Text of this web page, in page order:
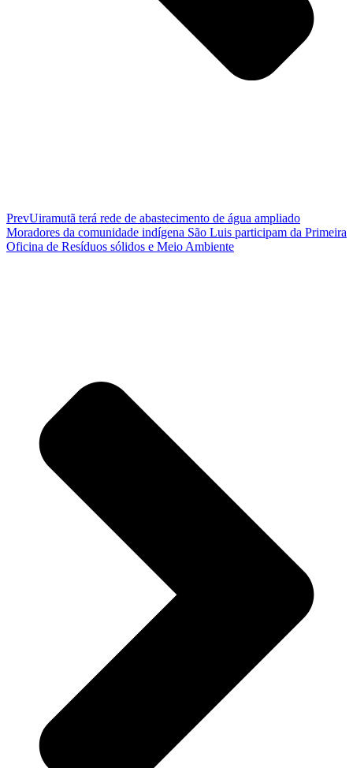
PrevUiramutã terá rede de abastecimento de água ampliado
Moradores da comunidade indígena São Luis participam da Primeira
Oficina de Resíduos sólidos e Meio Ambiente